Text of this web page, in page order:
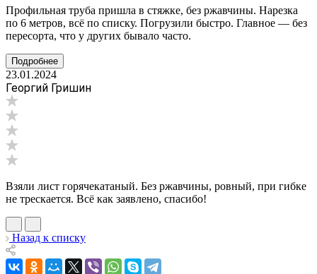
Профильная труба пришла в стяжке, без ржавчины. Нарезка
по 6 метров, всё по списку. Погрузили быстро. Главное — без
пересорта, что у других бывало часто.
Подробнее
23.01.2024
Георгий Гришин
Взяли лист горячекатаный. Без ржавчины, ровный, при гибке
не трескается. Всё как заявлено, спасибо!
Назад к списку